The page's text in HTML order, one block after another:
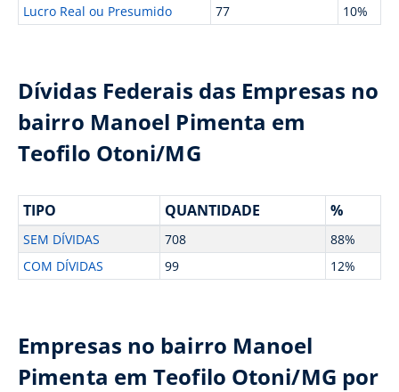
Lucro Real ou Presumido
77 10%
Dívidas Federais das Empresas no
bairro Manoel Pimenta em
Teofilo Otoni/MG
TIPO QUANTIDADE %
SEM DÍVIDAS 708
88%
COM DÍVIDAS
99 12%
Empresas no bairro Manoel
Pimenta em Teofilo Otoni/MG por